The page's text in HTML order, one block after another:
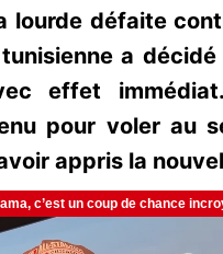
lourde défaite
a
effet
pour voler au
appris la